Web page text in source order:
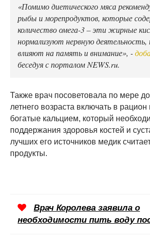
«Помимо диетического мяса
рыбы и морепродуктов, которые
количество омега-3 – эти жирные
нормализуют нервную
влияют на память и внимание», -
беседуя с порталом NEWS.ru.
Также врач посоветовала по мере
летнего возраста включать в рацион
богатые кальцием, который
поддержания здоровья костей и
лучших его источников медик
продукты.
Врач Королева заявила о
необходимости пить воду